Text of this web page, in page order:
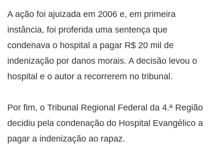
A ação foi ajuizada em 2006 e, em primeira
instância, foi proferida uma sentença que
condenava o hospital a pagar R$ 20 mil de
indenização por danos morais. A decisão levou o
hospital e o autor a recorrerem no tribunal.
Por fim, o Tribunal Regional Federal da 4.ª Região
decidiu pela condenação do Hospital Evangélico a
pagar a indenização ao rapaz.